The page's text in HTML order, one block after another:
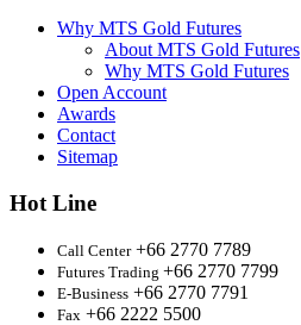
Why MTS Gold Futures
About MTS Gold Futures
Why MTS Gold Futures
Open Account
Awards
Contact
Sitemap
Hot Line
Call Center+66 2770 7789
Futures Trading +66 2770 7799
E-Business +66 2770 7791
Fax +66 2222 5500